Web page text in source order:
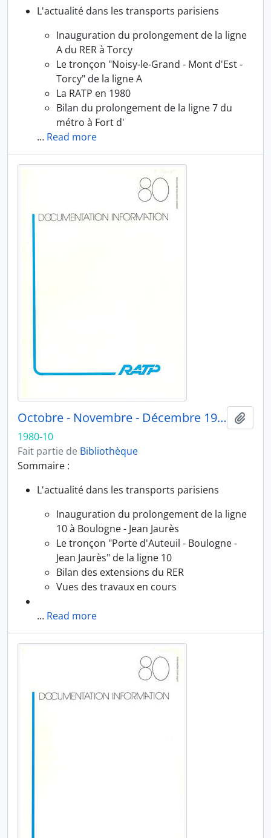
L'actualité dans les transports parisiens
Inauguration du prolongement de la ligne
A du RER à Torcy
Le tronçon "Noisy-le-Grand - Mont d'Est -
Torcy" de la ligne A
La RATP en 1980
Bilan du prolongement de la ligne 7 du
métro à Fort d'
… Read more
Octobre - Novembre - Décembre 1980
1980-10
Fait partie de Bibliothèque
Sommaire :
L'actualité dans les transports parisiens
Inauguration du prolongement de la ligne
10 à Boulogne - Jean Jaurès
Le tronçon "Porte d'Auteuil - Boulogne -
Jean Jaurès" de la ligne 10
Bilan des extensions du RER
Vues des travaux en cours
… Read more